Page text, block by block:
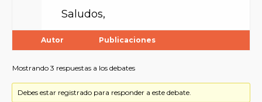
Saludos,
Autor Publicaciones
Mostrando 3 respuestas a los debates
Debes estar registrado para responder a este debate.